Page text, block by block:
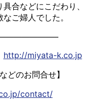
合などにこだわり、
ご婦人でした。
http://miyata-k.co.jp
どのお問合せ】
contact/